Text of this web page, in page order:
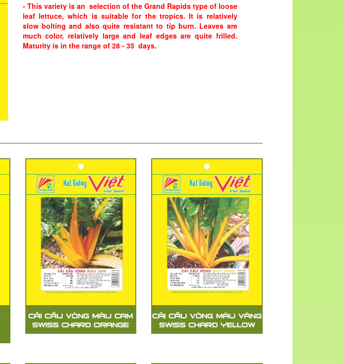
- This variety is an selection of the Grand Rapids type of loose
leaf lettuce, which is suitable for the tropics. It is relatively
slow bolting and also quite resistant to tip burn. Leaves are
much color, relatively large and leaf edges are quite frilled.
Maturity is in the range of 28 - 35 days.